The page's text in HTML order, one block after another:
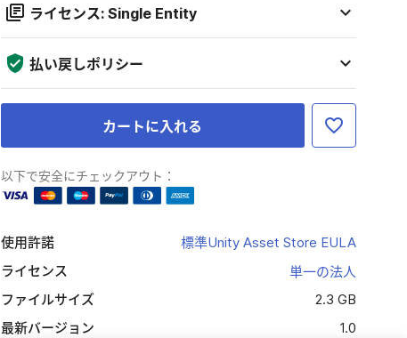
ライセンス: Single Entity
払い戻しポリシー
カートに入れる
以下で安全にチェックアウト：
使用許諾
標準Unity Asset Store EULA
ライセンス
単一の法人
ファイルサイズ
2.3 GB
最新バージョン
1.0